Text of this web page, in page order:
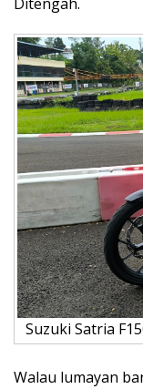
Suzuki Satria
Walau lumayan